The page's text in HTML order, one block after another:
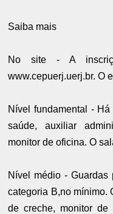
Saiba mais
No site - A
www.cepuerj.uerj.br. O
Nível fundamental -
saúde, auxiliar
monitor de oficina. O
Nível médio - Guardas
categoria B,no mínimo.
de creche, monitor de